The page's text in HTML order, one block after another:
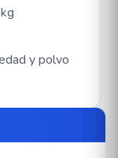
y polvo